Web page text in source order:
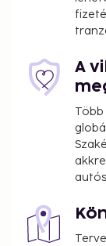
on weekends
Fee for
Pet fee:
Service
The above
deposits may
A
Több